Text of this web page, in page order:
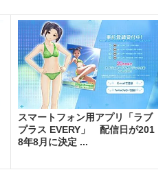
スマートフォン用アプリ「ラブ
プラス EVERY」 配信日が201
8年8月に決定 ...